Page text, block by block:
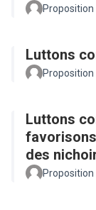
Luttons
Luttons
des